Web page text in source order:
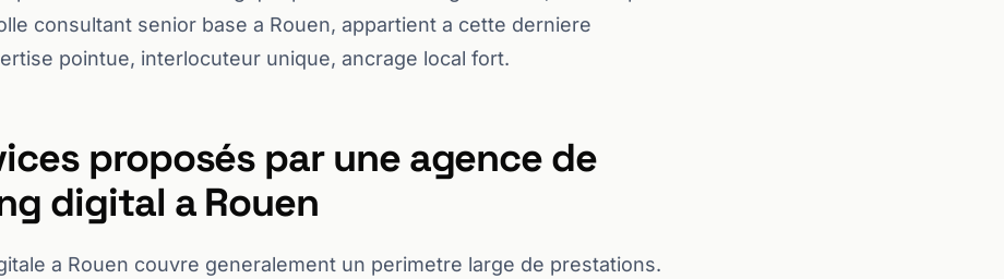
consultant senior base a Rouen, appartient a cette derniere
pointue, interlocuteur unique, ancrage local fort.
proposés par une agence de
digital a Rouen
a Rouen couvre generalement un perimetre large de prestations.